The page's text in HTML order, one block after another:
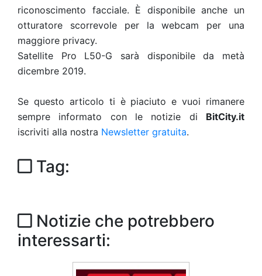
riconoscimento facciale. È disponibile anche un
otturatore scorrevole per la webcam per una
maggiore privacy.
Satellite Pro L50-G sarà disponibile da metà
dicembre 2019.
Se questo articolo ti è piaciuto e vuoi rimanere
sempre informato con le notizie di BitCity.it
iscriviti alla nostra Newsletter gratuita.
Tag:
Notizie che potrebbero
interessarti: